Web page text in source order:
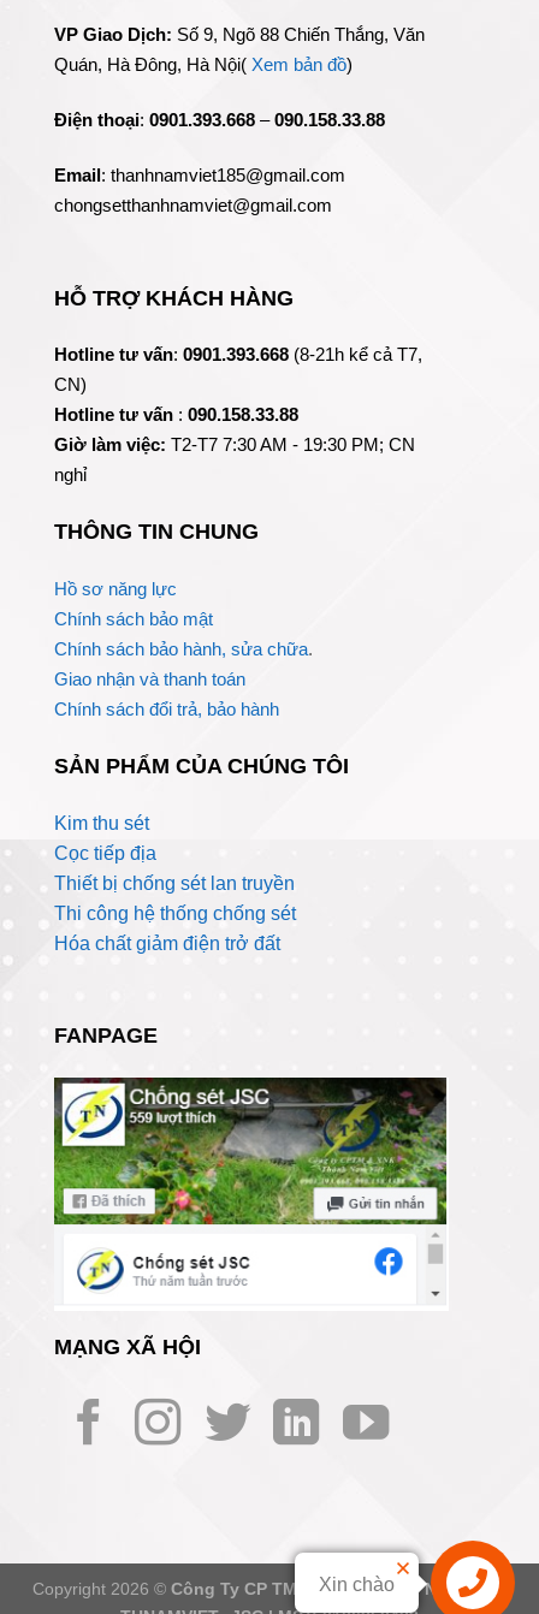
VP Giao Dịch: Số 9, Ngõ 88 Chiến Thắng, Văn
Quán, Hà Đông, Hà Nội( Xem bản đồ)
Điện thoại: 0901.393.668 –090.158.33.88
Email: thanhnamviet185@gmail.com
chongsetthanhnamviet@gmail.com
HỖ TRỢ KHÁCH HÀNG
Hotline tư vấn: 0901.393.668 (8-21h kể cả T7,
CN)
Hotline tư vấn : 090.158.33.88
Giờ làm việc: T2-T7 7:30 AM - 19:30 PM; CN
nghỉ
THÔNG TIN CHUNG
Hồ sơ năng lực
Chính sách bảo mật
Chính sách bảo hành, sửa chữa.
Giao nhận và thanh toán
Chính sách đổi trả, bảo hành
SẢN PHẨM CỦA CHÚNG TÔI
Kim thu sét
Cọc tiếp địa
Thiết bị chống sét lan truyền
Thi công hệ thống chống sét
Hóa chất giảm điện trở đất
FANPAGE
MẠNG XÃ HỘI
Copyright 2026 © Công Ty CP TM Và XNK Thành Nam Việt -
Liên hệ
Xin chào